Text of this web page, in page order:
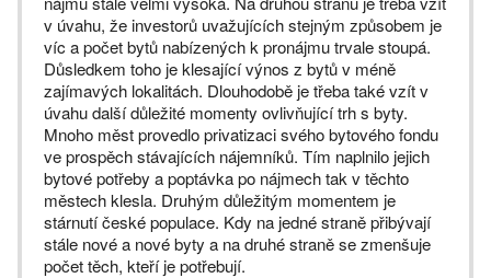
v úvahu, že investorů uvažujících stejným způsobem je
víc a počet bytů nabízených k pronájmu trvale stoupá.
Důsledkem toho je klesající výnos z bytů v méně
zajímavých lokalitách. Dlouhodobě je třeba také vzít v
úvahu další důležité momenty ovlivňující trh s byty.
Mnoho měst provedlo privatizaci svého bytového fondu
ve prospěch stávajících nájemníků. Tím naplnilo jejich
bytové potřeby a poptávka po nájmech tak v těchto
městech klesla. Druhým důležitým momentem je
stárnutí české populace. Kdy na jedné straně přibývají
stále nové a nové byty a na druhé straně se zmenšuje
počet těch, kteří je potřebují.